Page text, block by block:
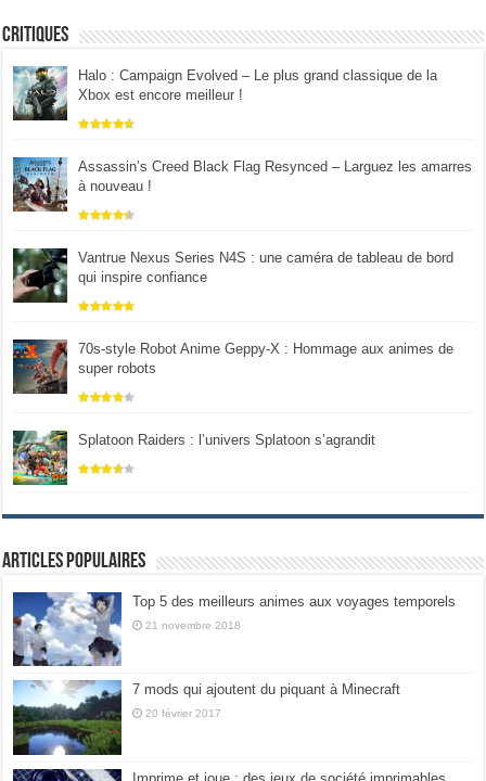
Critiques
Halo : Campaign Evolved – Le plus grand classique de la
Xbox est encore meilleur !
Assassin’s Creed Black Flag Resynced – Larguez les amarres
à nouveau !
Vantrue Nexus Series N4S : une caméra de tableau de bord
qui inspire confiance
70s-style Robot Anime Geppy-X : Hommage aux animes de
super robots
Splatoon Raiders : l’univers Splatoon s’agrandit
Articles populaires
Top 5 des meilleurs animes aux voyages temporels
21 novembre 2018
7 mods qui ajoutent du piquant à Minecraft
20 février 2017